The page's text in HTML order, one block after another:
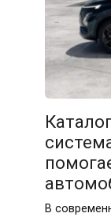
В